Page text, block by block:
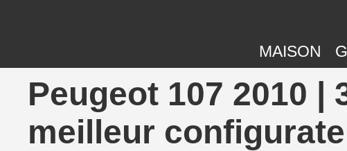
MAISON
Peugeot 107 2010 |
meilleur